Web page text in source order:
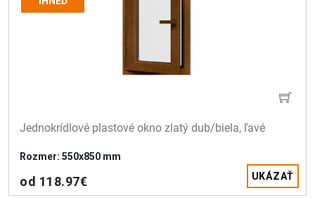
Jednokrídlové plastové okno zlatý dub/biela, ľavé
Rozmer: 550x850 mm
od 118.97€ UKÁZAŤ